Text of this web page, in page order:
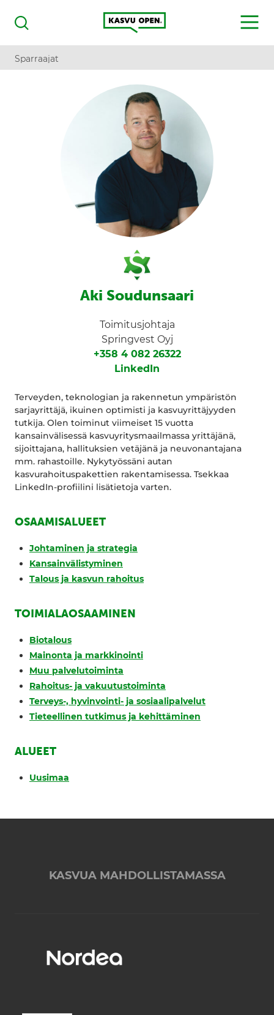
Haku
Kasvu Open
MENU
Sparraajat
Aki Soudunsaari
Toimitusjohtaja
Springvest Oyj
+358 4 082 26322
LinkedIn
Terveyden, teknologian ja rakennetun ympäristön
sarjayrittäjä, ikuinen optimisti ja kasvuyrittäjyyden
tutkija. Olen toiminut viimeiset 15 vuotta
kansainvälisessä kasvuyritysmaailmassa yrittäjänä,
sijoittajana, hallituksien vetäjänä ja neuvonantajana
mm. rahastoille. Nykytyössäni autan
kasvurahoituspakettien rakentamisessa. Tsekkaa
LinkedIn-profiilini lisätietoja varten.
OSAAMISALUEET
Johtaminen ja strategia
Kansainvälistyminen
Talous ja kasvun rahoitus
TOIMIALAOSAAMINEN
Biotalous
Mainonta ja markkinointi
Muu palvelutoiminta
Rahoitus- ja vakuutustoiminta
Terveys-, hyvinvointi- ja sosiaalipalvelut
Tieteellinen tutkimus ja kehittäminen
ALUEET
Uusimaa
KASVUA MAHDOLLISTAMASSA